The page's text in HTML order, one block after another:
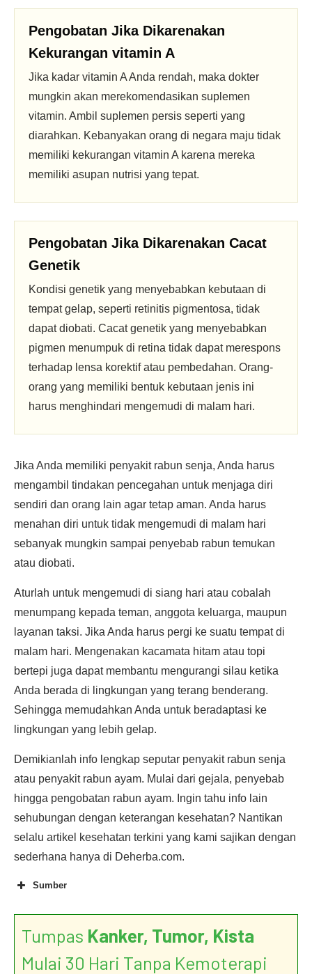
Pengobatan Jika Dikarenakan
Kekurangan vitamin A
Jika kadar vitamin A Anda rendah, maka dokter
mungkin akan merekomendasikan suplemen
vitamin. Ambil suplemen persis seperti yang
diarahkan. Kebanyakan orang di negara maju tidak
memiliki kekurangan vitamin A karena mereka
memiliki asupan nutrisi yang tepat.
Pengobatan Jika Dikarenakan Cacat
Genetik
Kondisi genetik yang menyebabkan kebutaan di
tempat gelap, seperti retinitis pigmentosa, tidak
dapat diobati. Cacat genetik yang menyebabkan
pigmen menumpuk di retina tidak dapat merespons
terhadap lensa korektif atau pembedahan. Orang-
orang yang memiliki bentuk kebutaan jenis ini
harus menghindari mengemudi di malam hari.
Jika Anda memiliki penyakit rabun senja, Anda harus
mengambil tindakan pencegahan untuk menjaga diri
sendiri dan orang lain agar tetap aman. Anda harus
menahan diri untuk tidak mengemudi di malam hari
sebanyak mungkin sampai penyebab rabun temukan
atau diobati.
Aturlah untuk mengemudi di siang hari atau cobalah
menumpang kepada teman, anggota keluarga, maupun
layanan taksi. Jika Anda harus pergi ke suatu tempat di
malam hari. Mengenakan kacamata hitam atau topi
bertepi juga dapat membantu mengurangi silau ketika
Anda berada di lingkungan yang terang benderang.
Sehingga memudahkan Anda untuk beradaptasi ke
lingkungan yang lebih gelap.
Demikianlah info lengkap seputar penyakit rabun senja
atau penyakit rabun ayam. Mulai dari gejala, penyebab
hingga pengobatan rabun ayam. Ingin tahu info lain
sehubungan dengan keterangan kesehatan? Nantikan
selalu artikel kesehatan terkini yang kami sajikan dengan
sederhana hanya di Deherba.com.
Sumber
Tumpas Kanker, Tumor, Kista
Mulai 30 Hari Tanpa Kemoterapi